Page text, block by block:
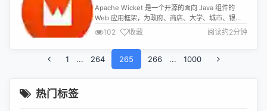
Java Web 框架
Apache Wicket 是一个开源的面向 Java 组件的
Web 应用框架，为政府、商店、大学、城市、银
行、电子邮件提供商等成千上万的 Web 应用和网站
提供支持。Wicket 的开发中使用了语义版本，因此
与 9.0.0 相比，9.12 版本没有出现 API 中断。
Apache Wicket 10.8.0现已发布，具体更新内容包
括： Bug [WIC...
102 收藏 阅读约2分钟
1 ... 264 265 266 ... 1000
热门标签